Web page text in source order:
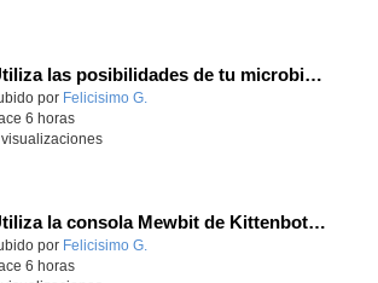
Utiliza las posibilidades de tu microbit programando com MakeCode para medir temperatura y nivel de luz con Datalogger
educativo.
por Felicisimo G.
6 horas
visualizaciones
Utiliza la consola Mewbit de Kittenbot para llevar tus juegos arcade de MakeCode a tu mano
educativo.
por Felicisimo G.
6 horas